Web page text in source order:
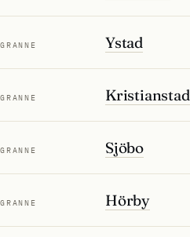
GRANNE Ystad
GRANNE Kristianstad
GRANNE Sjöbo
GRANNE Hörby